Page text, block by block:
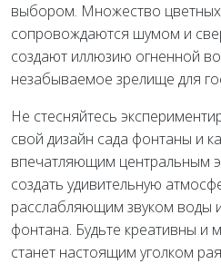
выбором. Множество
сопровождаются шумом и
создают иллюзию огненной
незабываемое зрелище для
Не стесняйтесь
свой дизайн сада фонтаны и
впечатляющим центральным
создать удивительную
расслабляющим звуком воды
фонтана. Будьте креативны и
станет настоящим уголком